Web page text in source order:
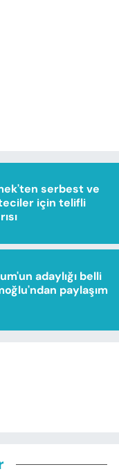
serbest ve
için telifli
adaylığı belli
paylaşım